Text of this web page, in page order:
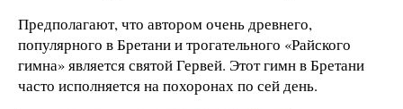
Предполагают, что автором очень древнего,
популярного в Бретани и трогательного «Райского
гимна» является святой Гервей. Этот гимн в Бретани
часто исполняется на похоронах по сей день.